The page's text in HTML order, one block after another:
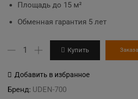
Площадь до 15 м²
Обменная гарантия 5 лет
Количество
"Электро"
дизайн-
Купить
Добавить в избранное
Бренд: UDEN-700